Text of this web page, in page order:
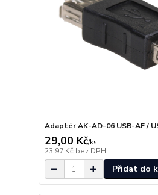
Adaptér AK-AD-06 USB-AF /
29,00 Kč/ks
23,97 Kč bez DPH
Přidat do